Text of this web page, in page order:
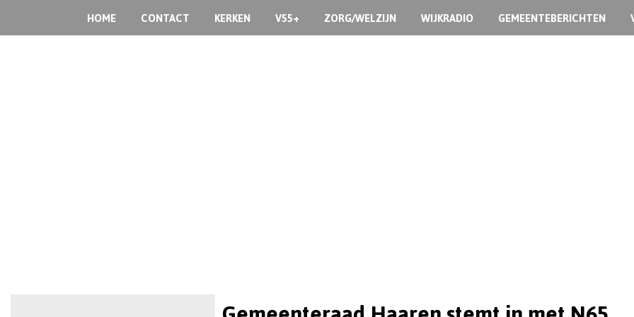
HOME CONTACT KERKEN V55+ ZORG/WELZIJN WIJKRADIO GEMEENTEBERICHTEN